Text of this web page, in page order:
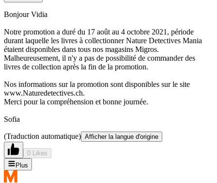
Bonjour Vidia
Notre promotion a duré du 17 août au 4 octobre 2021, période
durant laquelle les livres à collectionner Nature Detectives Mania
étaient disponibles dans tous nos magasins Migros.
Malheureusement, il n'y a pas de possibilité de commander des
livres de collection après la fin de la promotion.
Nos informations sur la promotion sont disponibles sur le site
www.Naturedetectives.ch.
Merci pour la compréhension et bonne journée.
Sofia
(Traduction automatique) Afficher la langue d'origine
0 Likes
Plus